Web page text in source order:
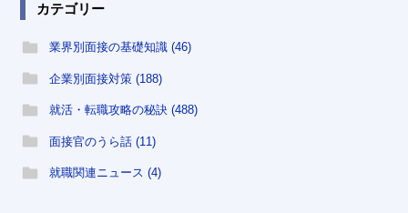
カテゴリー
業界別面接の基礎知識 (46)
企業別面接対策 (188)
就活・転職攻略の秘訣 (488)
面接官のうら話 (11)
就職関連ニュース (4)